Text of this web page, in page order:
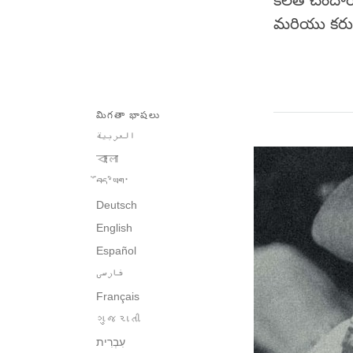
మరియు
మిగతా భాషలు
العربية
বাংলা
བོད་ཡིག་
Deutsch
English
Español
فارسی
Français
ગુજરાતી